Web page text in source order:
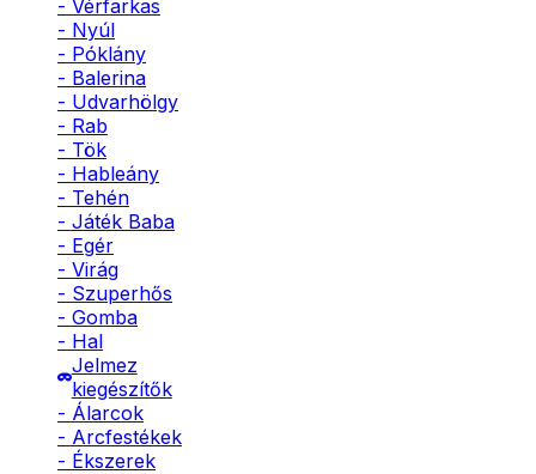
- Vérfarkas
- Nyúl
- Póklány
- Balerina
- Udvarhölgy
- Rab
- Tök
- Hableány
- Tehén
- Játék Baba
- Egér
- Virág
- Szuperhős
- Gomba
- Hal
Jelmez
kiegészítők
- Álarcok
- Arcfestékek
- Ékszerek